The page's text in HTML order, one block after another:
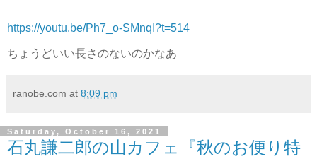
https://youtu.be/Ph7_o-SMnqI?t=514
ちょうどいい長さのないのかなあ
ranobe.com at 8:09 pm
Saturday, October 16, 2021
石丸謙二郎の山カフェ『秋のお便り特